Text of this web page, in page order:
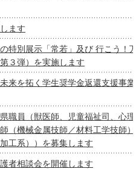
ます
特別展示「常若」及び 行こう！
３弾）を実施します
来を拓く学生奨学金返還支援事業
職員（獣医師、児童福祉司、心理
（機械金属技師／材料工学技師）
工系））を募集します
者相談会を開催します